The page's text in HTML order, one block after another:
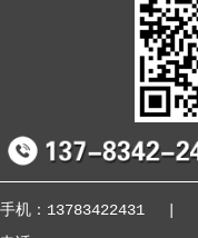
手机：13783422431